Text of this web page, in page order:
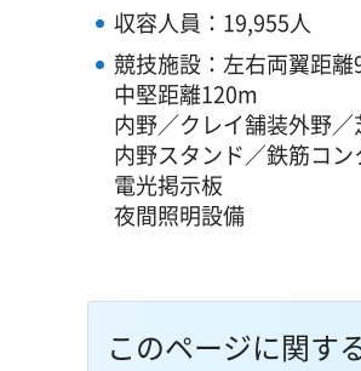
収容人員：19,955人
競技施設：左右両翼距
中堅距離120m
内野／クレイ舗装外野／
内野スタンド／鉄筋コ
電光掲示板
夜間照明設備
このページに関す